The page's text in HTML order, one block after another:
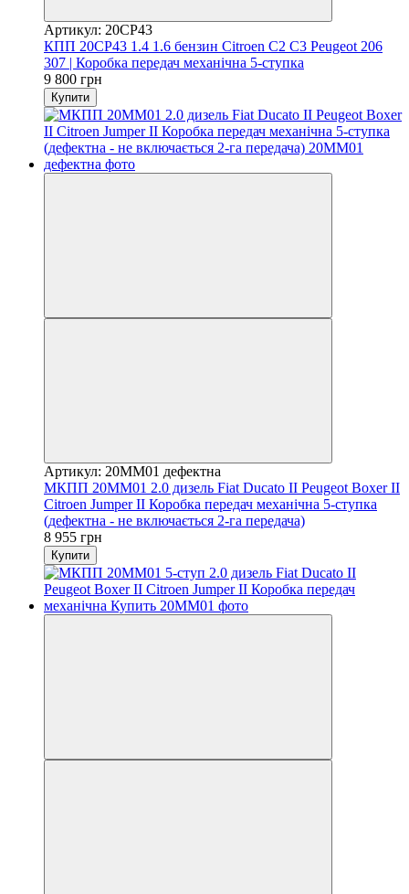
Артикул: 20CP43
КПП 20CP43 1.4 1.6 бензин Citroen C2 C3 Peugeot 206
307 | Коробка передач механічна 5-ступка
9 800 грн
Купити
Артикул: 20MM01 дефектна
МКПП 20MM01 2.0 дизель Fiat Ducato II Peugeot Boxer II
Citroen Jumper II Коробка передач механічна 5-ступка
(дефектна - не включається 2-га передача)
8 955 грн
Купити